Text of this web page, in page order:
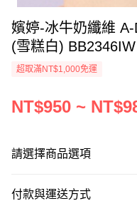
嬪婷-冰牛奶纖維
(雪糕白) BB2346IW
超取滿NT$1,000免運
NT$950 ~
請選擇商品選項
付款與運送方式